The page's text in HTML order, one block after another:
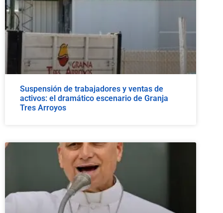
Suspensión de trabajadores y ventas de
activos: el dramático escenario de Granja
Tres Arroyos